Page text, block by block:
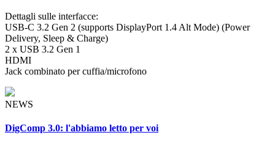
Dettagli sulle interfacce:
USB-C 3.2 Gen 2 (supports DisplayPort 1.4 Alt Mode) (Power
Delivery, Sleep & Charge)
2 x USB 3.2 Gen 1
HDMI
Jack combinato per cuffia/microfono
NEWS
DigComp 3.0: l'abbiamo letto per voi